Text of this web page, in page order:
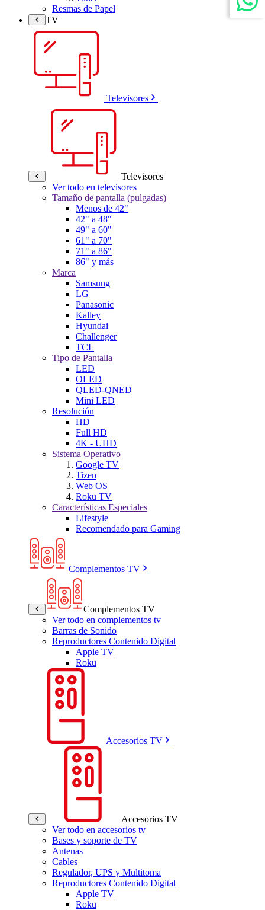
Resmas de Papel
TV
Televisores
Televisores
Ver todo en televisores
Tamaño de pantalla (pulgadas)
Menos de 42"
42" a 48"
49" a 60"
61" a 70"
71" a 86"
86" y más
Marca
Samsung
LG
Panasonic
Kalley
Hyundai
Challenger
TCL
Tipo de Pantalla
LED
OLED
QLED-QNED
Mini LED
Resolución
HD
Full HD
4K - UHD
Sistema Operativo
Google TV
Tizen
Web OS
Roku TV
Características Especiales
Lifestyle
Recomendado para Gaming
Complementos TV
Complementos TV
Ver todo en complementos tv
Barras de Sonido
Reproductores Contenido Digital
Apple TV
Roku
Accesorios TV
Accesorios TV
Ver todo en accesorios tv
Bases y soporte de TV
Antenas
Cables
Regulador, UPS y Multitoma
Reproductores Contenido Digital
Apple TV
Roku